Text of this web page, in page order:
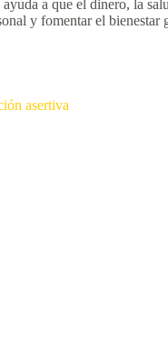
a que el dinero, la
y fomentar el